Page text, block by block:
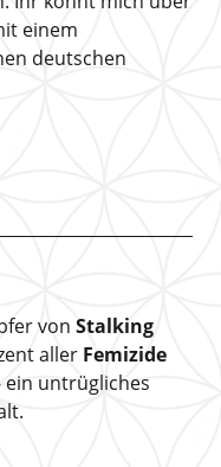
einem
deutschen
von Stalking
aller Femizide
untrügliches